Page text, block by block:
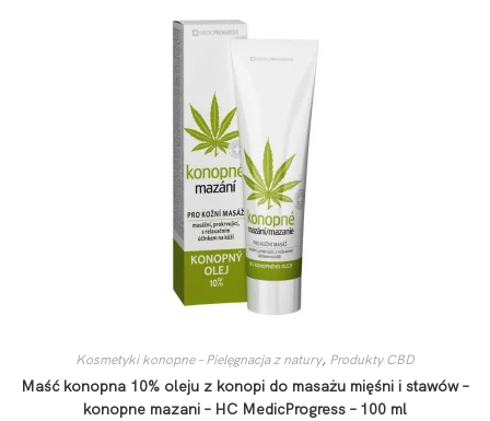
Kosmetyki konopne – Pielęgnacja z natury, Produkty CBD
Maść konopna 10% oleju z konopi do masażu mięśni i stawów –
konopne mazani – HC MedicProgress – 100 ml